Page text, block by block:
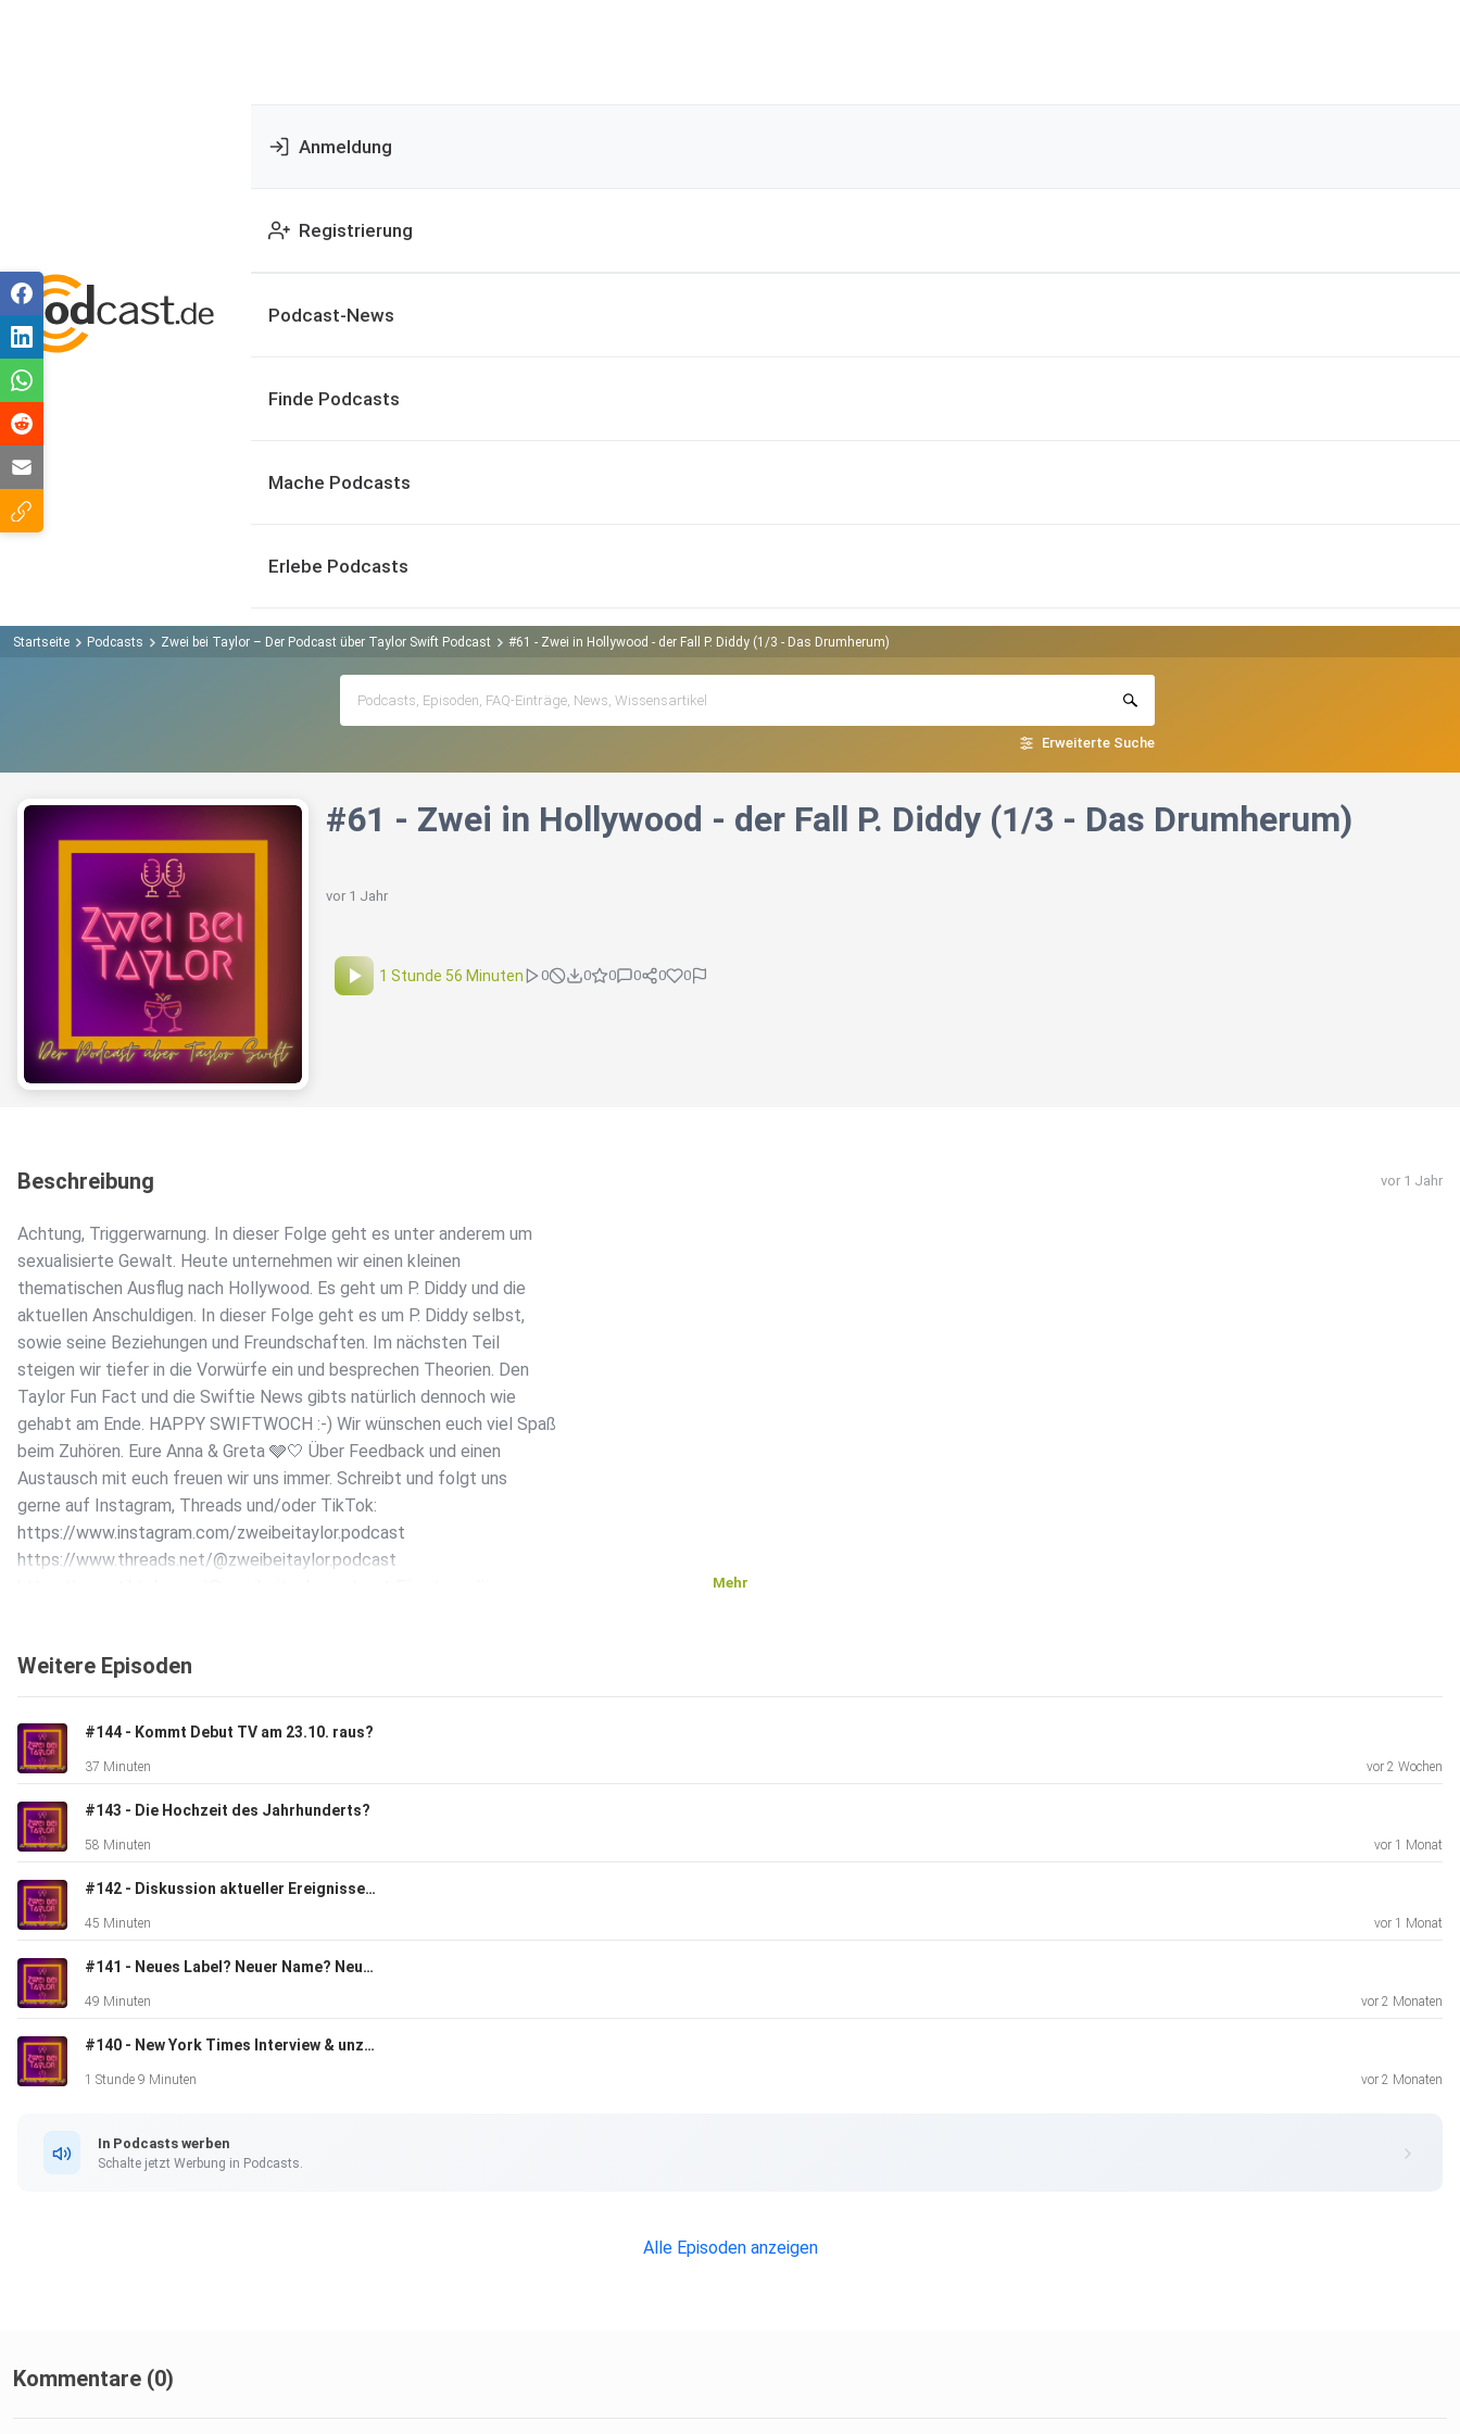
Anmeldung
Registrierung
Podcast-News
Finde Podcasts
Mache Podcasts
Erlebe Podcasts
Startseite Podcasts Zwei bei Taylor – Der Podcast über Taylor Swift Podcast #61 - Zwei in Hollywood - der Fall P. Diddy (1/3 - Das Drumherum)
Erweiterte Suche
#61 - Zwei in Hollywood - der Fall P. Diddy (1/3 - Das Drumherum)
vor 1 Jahr
1 Stunde 56 Minuten 0 0 0 0 0 0
Beschreibung vor 1 Jahr
Achtung, Triggerwarnung. In dieser Folge geht es unter anderem um
sexualisierte Gewalt. Heute unternehmen wir einen kleinen
thematischen Ausflug nach Hollywood. Es geht um P. Diddy und die
aktuellen Anschuldigen. In dieser Folge geht es um P. Diddy selbst,
sowie seine Beziehungen und Freundschaften. Im nächsten Teil
steigen wir tiefer in die Vorwürfe ein und besprechen Theorien. Den
Taylor Fun Fact und die Swiftie News gibts natürlich dennoch wie
gehabt am Ende. HAPPY SWIFTWOCH :-) Wir wünschen euch viel Spaß
beim Zuhören. Eure Anna & Greta 🩶🤍 Über Feedback und einen
Austausch mit euch freuen wir uns immer. Schreibt und folgt uns
gerne auf Instagram, Threads und/oder TikTok:
https://www.instagram.com/zweibeitaylor.podcast
https://www.threads.net/@zweibeitaylor.podcast
Mehr
Weitere Episoden
#144 - Kommt Debut TV am 23.10. raus?
37 Minuten vor 2 Wochen
#143 - Die Hochzeit des Jahrhunderts?
58 Minuten vor 1 Monat
#142 - Diskussion aktueller Ereignisse und wann kommt Debut TV?
45 Minuten vor 1 Monat
#141 - Neues Label? Neuer Name? Neue Gerüchte!
49 Minuten vor 2 Monaten
#140 - New York Times Interview & unzählige Taylor Sichtungen
1 Stunde 9 Minuten vor 2 Monaten
In Podcasts werben
Schalte jetzt Werbung in Podcasts.
Alle Episoden anzeigen
Kommentare (0)